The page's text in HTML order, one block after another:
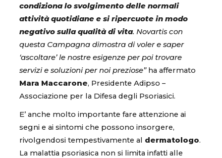
condiziona lo svolgimento delle normali
attività quotidiane e si ripercuote in modo
negativo sulla qualità di vita. Novartis con
questa Campagna dimostra di voler e saper
‘ascoltare’ le nostre esigenze per poi trovare
servizi e soluzioni per noi preziose”ha affermato
Mara Maccarone, Presidente Adipso –
Associazione per la Difesa degli Psoriasici.
E’ anche molto importante fare attenzione ai
segni e ai sintomi che possono insorgere,
rivolgendosi tempestivamente al dermatologo.
La malattia psoriasica non si limita infatti alle